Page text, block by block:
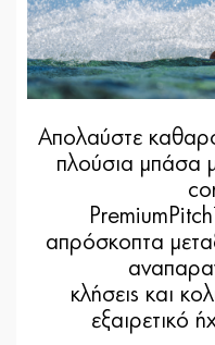
Απολαύστε
πλούσια μπάσα
απρόσκοπτα
κλήσεις και
εξαιρετικό